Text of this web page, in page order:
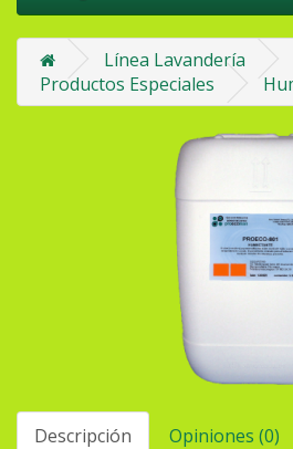
Línea Lavandería
Productos Especiales
Descripción Opiniones (0)